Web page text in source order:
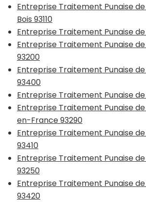
Entreprise Traitement Punaise
Bois 93110
Entreprise Traitement Punaise
Entreprise Traitement Punaise
93200
Entreprise Traitement Punaise
93400
Entreprise Traitement Punaise de
Entreprise Traitement Punaise
en-France 93290
Entreprise Traitement Punaise de
93410
Entreprise Traitement Punaise
93250
Entreprise Traitement Punaise
93420